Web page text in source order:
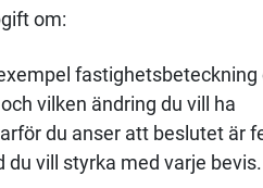
om:
vilken ändring du vill ha
du anser att beslutet är
du vill styrka med varje bevis.